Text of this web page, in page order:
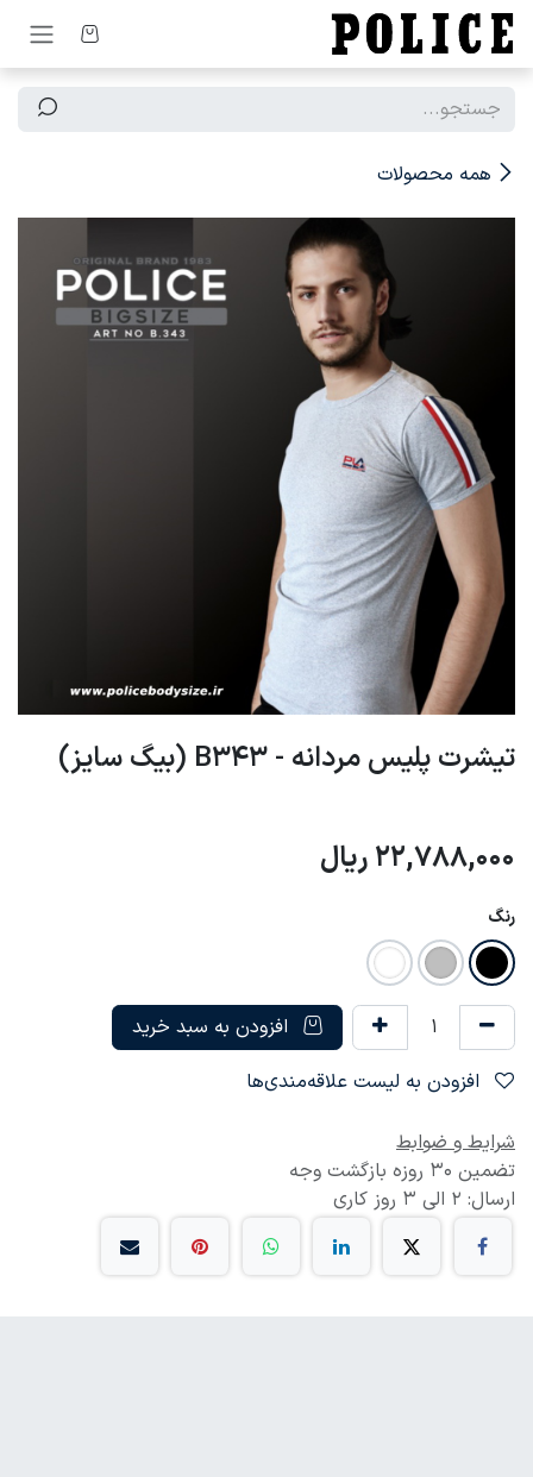
صرف نظر و مشاهده محتوا
همه محصولات
تیشرت پلیس مردانه - B343 (بیگ سایز)
22,788,000 ریال
رنگ
افزودن به سبد خرید
شرایط و ضوابط
تضمین 30 روزه بازگشت وجه
ارسال: 2 الی 3 روز کاری